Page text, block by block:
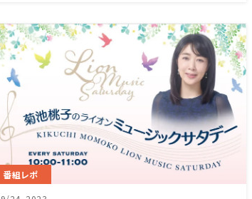
番組レポ